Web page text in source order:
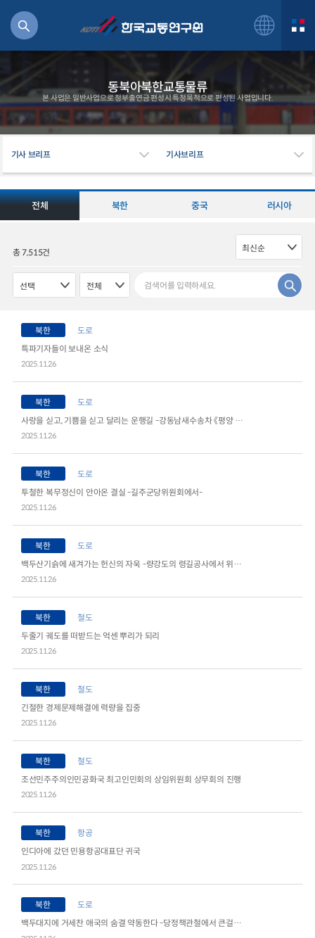
동북아북한교통물류
본 사업은 일반사업으로 정부출연금 편성시 특정목적으로 편성된 사업입니다.
기사 브리프 기사브리프
전체 북한 중국 러시아
총 7,515건
북한
도로
특파기자들이 보내온 소식
2025.11.26
북한
도로
사랑을 싣고, 기쁨을 싣고 달리는 운행길 -강동남새수송차 《평양 53-2124》호를 타고
2025.11.26
북한
도로
투철한 복무정신이 안아온 결실 -길주군당위원회에서-
2025.11.26
북한
도로
백두산기슭에 새겨가는 헌신의 자욱 -량강도의 령길공사에서 위훈을 떨치고있는 각 도철도건설사업소 로동계급의 투쟁-
2025.11.26
북한
철도
두줄기 궤도를 떠받드는 억센 뿌리가 되리
2025.11.26
북한
철도
긴절한 경제문제해결에 력량을 집중
2025.11.26
북한
철도
조선민주주의인민공화국 최고인민회의 상임위원회 상무회의 진행
2025.11.26
북한
항공
인디아에 갔던 민용항공대표단 귀국
2025.11.26
북한
도로
백두대지에 거세찬 애국의 숨결 약동한다 -당정책관철에서 큰걸음을 내짚고있는 량강도의 일군들과 근로자들을 만나보고-
공
용
2024년 국가교통조사 및 분석
요약보고서
수단분담모형
권역별통행지표
2024.12.31
소화물배송대행